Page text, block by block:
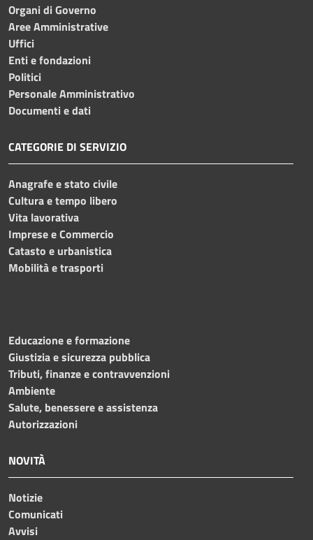
Organi di Governo
Aree Amministrative
Uffici
Enti e fondazioni
Politici
Personale Amministrativo
Documenti e dati
CATEGORIE DI SERVIZIO
Anagrafe e stato civile
Cultura e tempo libero
Vita lavorativa
Imprese e Commercio
Catasto e urbanistica
Mobilità e trasporti
Educazione e formazione
Giustizia e sicurezza pubblica
Tributi, finanze e contravvenzioni
Ambiente
Salute, benessere e assistenza
Autorizzazioni
NOVITÀ
Notizie
Comunicati
Avvisi